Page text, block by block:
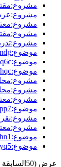
مشروع:عرض
مشروع:معتكف
موضوع:Uooh8h5t95cuymdg
موضوع:Uooh9ri4uv7b9q6c
موضوع:Ut0jtbjjjducohqc
مشروع:محاضر
مشروع:محاضر
مشروع:معتكف
موضوع:Uzj120xtod5nipp7
مشروع:نقرأ
مشروع:معتكف
موضوع:Vcvkwcl2pzyovhn1
موضوع:Vcvl0g9d0qdmdyq5
عرض (50السابقة | 50اللاحقة) (